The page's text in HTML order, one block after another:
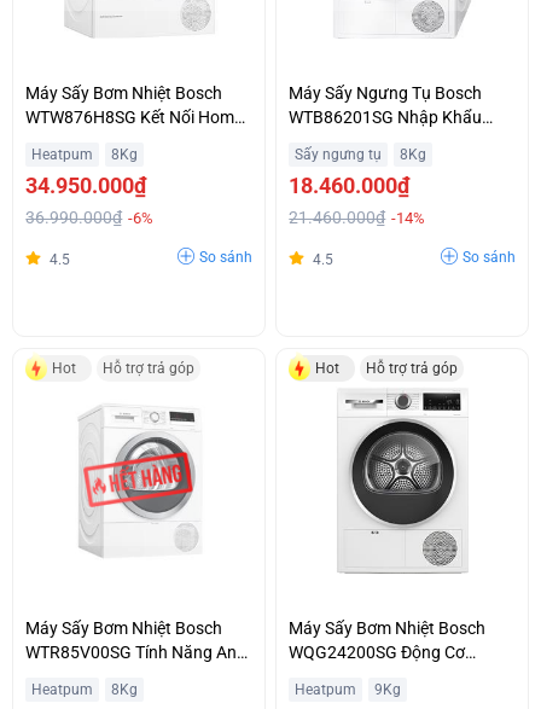
Máy Sấy Bơm Nhiệt Bosch
WTW876H8SG Kết Nối Home
Trả Góp
Heatpum 8Kg
34.950.000₫
36.990.000₫ -6%
4.5 So sánh
Máy Sấy Ngưng Tụ Bosch
WTB86201SG Nhập Khẩu
Chính Hãng Trả Góp Không
Lãi Suất
Sấy ngưng tụ 8Kg
18.460.000₫
21.460.000₫ -14%
4.5 So sánh
Hot Hỗ trợ trả góp
Máy Sấy Bơm Nhiệt Bosch
WTR85V00SG Tính Năng Anti
Heatpum 8Kg
Hot Hỗ trợ trả góp
Máy Sấy Bơm Nhiệt Bosch
WQG24200SG Động Cơ
Heatpum 9Kg